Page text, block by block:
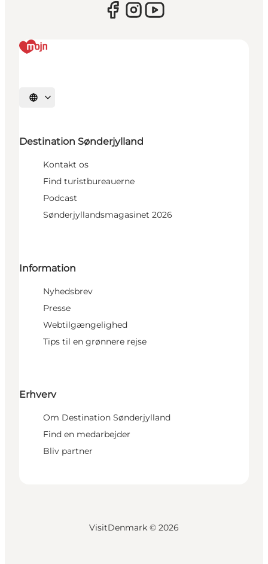
Vælg sprog
Destination Sønderjylland
Kontakt os
Find turistbureauerne
Podcast
Sønderjyllandsmagasinet 2026
Information
Nyhedsbrev
Presse
Webtilgængelighed
Tips til en grønnere rejse
Erhverv
Om Destination Sønderjylland
Find en medarbejder
Bliv partner
VisitDenmark © 2026